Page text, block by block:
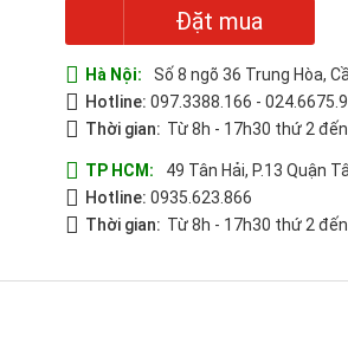
Đặt mua
Hà Nội:
Số 8 ngõ 36 Trung Hòa,
Hotline: 097.3388.166 -
Thời gian: Từ 8h - 17h30 thứ 2
TP HCM:
49 Tân Hải, P.13 Quận
Hotline: 0935.623.866
Thời gian: Từ 8h - 17h30 thứ 2